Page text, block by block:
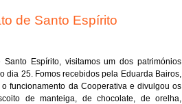
de Santo Espírito
Espírito, visitamos um dos patrimónios
dia 25. Fomos recebidos pela Eduarda Bairos,
funcionamento da Cooperativa e divulgou os
de manteiga, de chocolate, de orelha,